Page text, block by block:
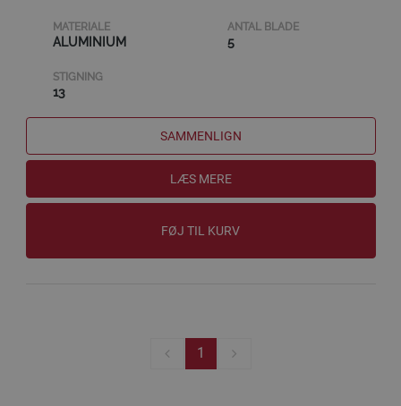
MATERIALE
ALUMINIUM
ANTAL BLADE
5
STIGNING
13
SAMMENLIGN
LÆS MERE
FØJ TIL KURV
1